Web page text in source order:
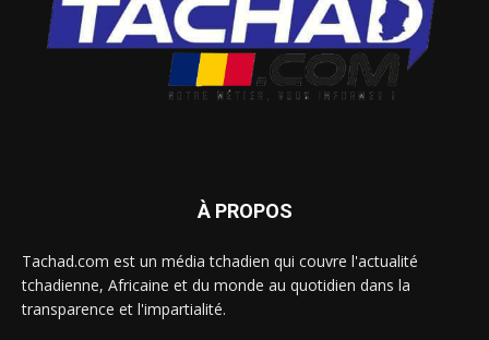
À PROPOS
Tachad.com est un média tchadien qui couvre l'actualité
tchadienne, Africaine et du monde au quotidien dans la
transparence et l'impartialité.